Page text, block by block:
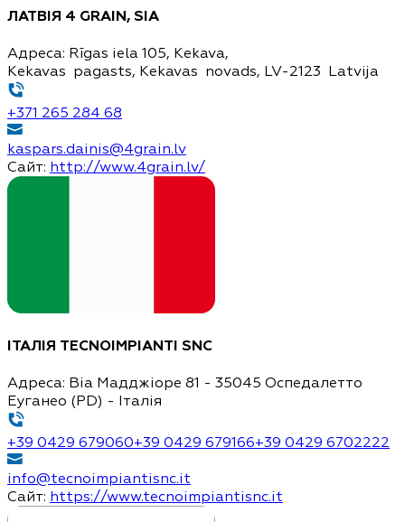
ЛАТВІЯ 4 GRAIN, SIA
Адреса: Rīgas iela 105, Kekava,
Kekavas pagasts, Kekavas novads, LV-2123 Latvija
+371 265 284 68
kaspars.dainis@4grain.lv
Сайт: http://www.4grain.lv/
ІТАЛІЯ TECNOIMPIANTI SNC
Адреса: Віа Мадджіоре 81 - 35045 Оспедалетто
Еуганео (PD) - Італія
+39 0429 679060+39 0429 679166+39 0429 6702222
info@tecnoimpiantisnc.it
Сайт: https://www.tecnoimpiantisnc.it